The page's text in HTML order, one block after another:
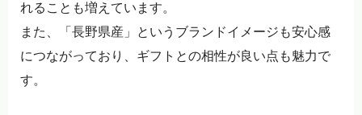
れることも増えています。
また、「長野県産」というブランドイメージも安心感
につながっており、ギフトとの相性が良い点も魅力で
す。